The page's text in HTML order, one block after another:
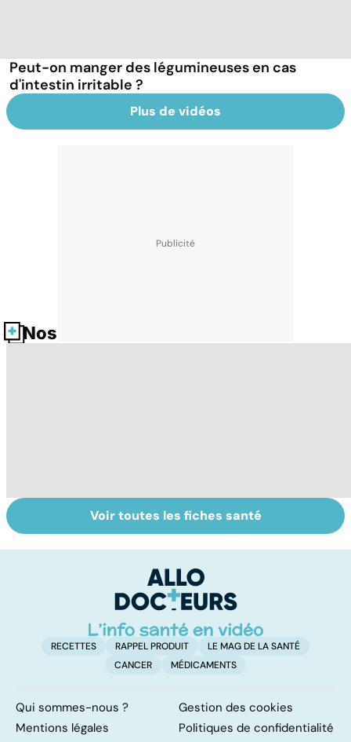
Peut-on manger des légumineuses en cas
d'intestin irritable ?
Plus de vidéos
Nos fiches santé
Tout savoir sur
les infections
Inflammation des
amygdales : que
d'angine ?
Voir toutes les fiches santé
RECETTES RAPPEL PRODUIT
LE MAG DE LA SANTÉ
CANCER
MÉDICAMENTS
Qui sommes-nous ?
Gestion des cookies
Mentions légales
Politiques de confidentialité